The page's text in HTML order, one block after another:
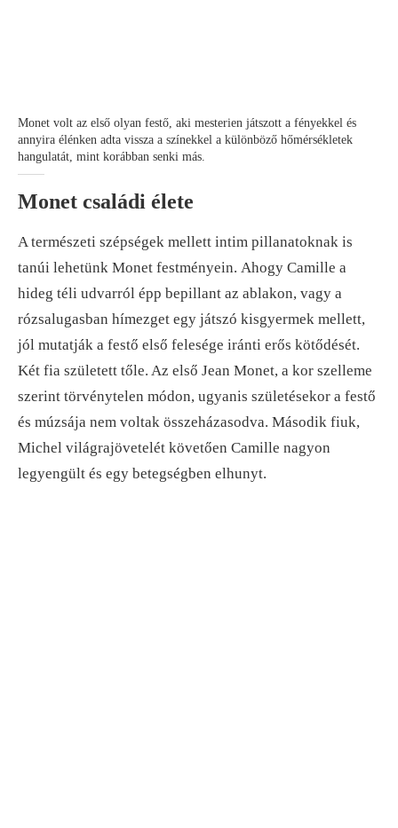
Monet volt az első olyan festő, aki mesterien játszott a fényekkel és
annyira élénken adta vissza a színekkel a különböző hőmérsékletek
hangulatát, mint korábban senki más.
Monet családi élete
A természeti szépségek mellett intim pillanatoknak is
tanúi lehetünk Monet festményein. Ahogy Camille a
hideg téli udvarról épp bepillant az ablakon, vagy a
rózsalugasban hímezget egy játszó kisgyermek mellett,
jól mutatják a festő első felesége iránti erős kötődését.
Két fia született tőle. Az első Jean Monet, a kor szelleme
szerint törvénytelen módon, ugyanis születésekor a festő
és múzsája nem voltak összeházasodva. Második fiuk,
Michel világrajövetelét követően Camille nagyon
legyengült és egy betegségben elhunyt.